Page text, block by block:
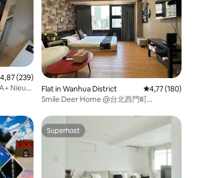
beoordeling van 4,87 op 5, 239 recensies
4,87 (239)
Nieuw
Flat in Wanhua District Gemiddelde
4,77 (180)
Smile Deer Home @台北西門町
Superhost
Superhost